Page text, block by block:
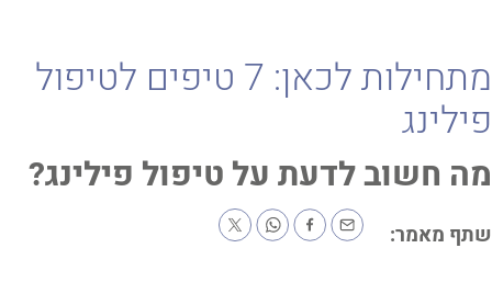
מתחילות לכאן: 7 טיפים לטיפול
חשוב לדעת על טיפול פילינג?
מאמר: